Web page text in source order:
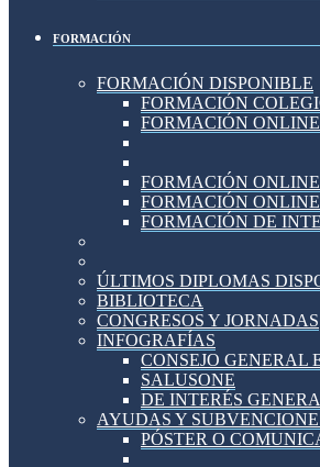
FORMACIÓN
FORMACIÓN DISPONIBLE
FORMACIÓN
FORMACIÓN
FORMACIÓN ONLINE
FORMACIÓN
FORMACIÓN DE
ÚLTIMOS DIPLOMAS
BIBLIOTECA
CONGRESOS Y JORNADAS
INFOGRAFÍAS
CONSEJO GENERAL
SALUSONE
DE INTERÉS
AYUDAS Y
PÓSTER O